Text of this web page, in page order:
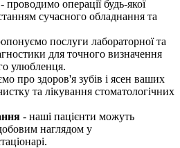
проводимо операції будь-якої
сучасного обладнання та
послуги лабораторної та
для точного визначення
улюбленця.
про здоров'я зубів і ясен ваших
та лікування стоматологічних
- наші пацієнти можуть
наглядом у